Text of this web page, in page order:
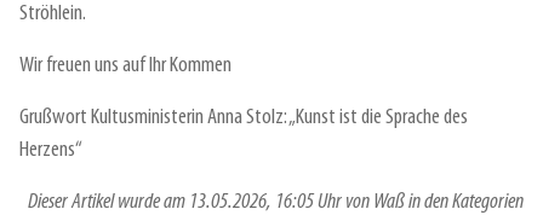
Ströhlein.
Wir freuen uns auf Ihr Kommen
Grußwort Kultusministerin Anna Stolz:„Kunst ist die Sprache des
Herzens“
Dieser Artikel wurde am 13.05.2026, 16:05 Uhr von Waß in den Kategorien